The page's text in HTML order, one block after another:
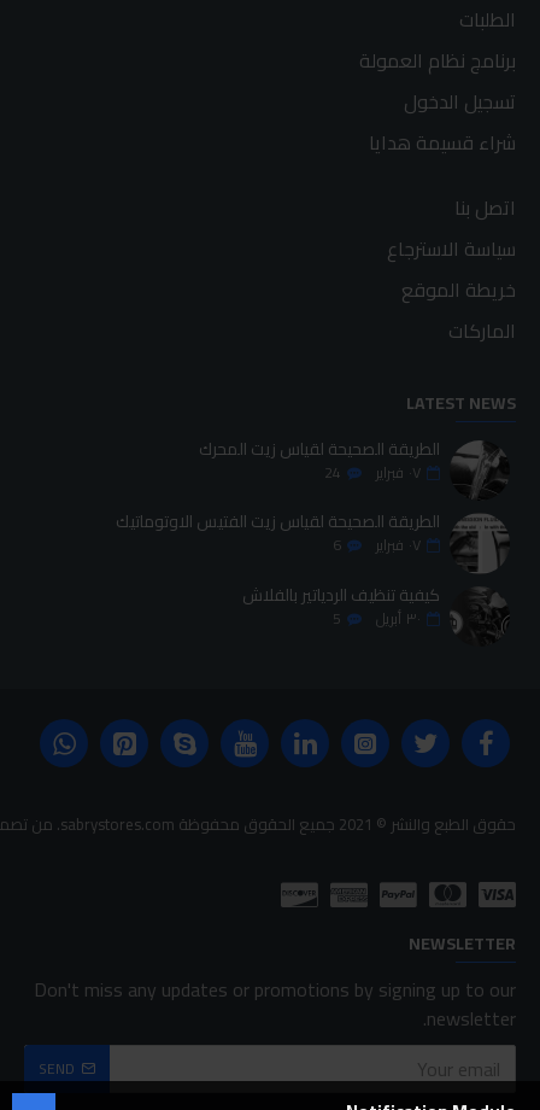
الطلبات
برنامج نظام العمولة
تسجيل الدخول
شراء قسيمة هدايا
اتصل بنا
سياسة الاسترجاع
خريطة الموقع
الماركات
LATEST NEWS
الطريقة الصحيحة لقياس زيت المحرك
٠٧ فبراير 24
الطريقة الصحيحة لقياس زيت الفتيس الاوتوماتيك
٠٧ فبراير 6
كيفية تنظيف الردياتير بالفلاش
٣٠ أبريل 5
حقوق الطبع والنشر © 2021 جميع الحقوق محفوظة sabrystores.com. من تصميم-
NEWSLETTER
Don't miss any updates or promotions by signing up to our
newsletter.
SEND